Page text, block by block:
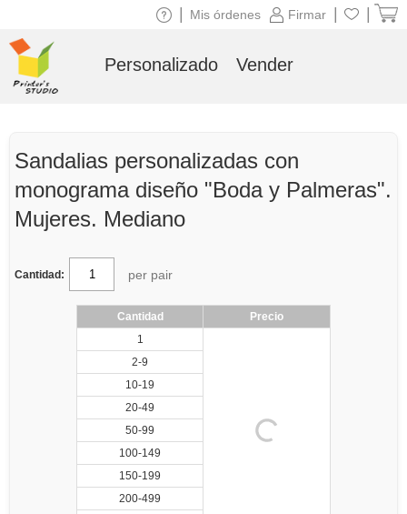
Sandalias personalizadas con
monograma diseño "Boda y Palmeras".
Mujeres. Mediano
Cantidad: per pair
Cantidad
Precio
1
2-9
10-19
20-49
50-99
100-149
150-199
200-499
Firmar
Mis órdenes
Personalizado Vender